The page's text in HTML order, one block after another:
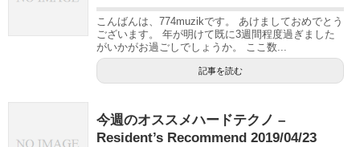
こんばんは、774muzikです。 あけましておめでとう
ございます。 年が明けて既に3週間程度過ぎました
がいかがお過ごしでしょうか。 ここ数...
記事を読む
今週のオススメハードテクノ –
Resident’s Recommend 2019/04/23